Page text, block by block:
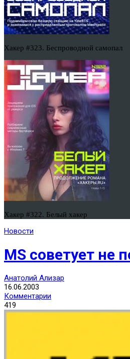
Хакер #323. Беспроводной самопал
Хакер #322. Белый хакер
Новости
MS советует не
Анатолий Ализар
16.06.2003
Комментарии
419